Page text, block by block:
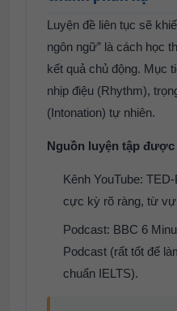
Luyện đề liên tục sẽ
ngôn ngữ” là cách học
kết quả chủ động. Mục
nhịp điệu (Rhythm),
(Intonation) tự nhiên.
Nguồn luyện tập
Kênh YouTube:
cực kỳ rõ ràng, từ
Podcast: BBC 6
Podcast (rất tốt để
chuẩn IELTS).